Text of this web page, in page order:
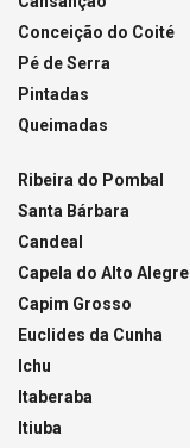
Conceição do Coité
Pé de Serra
Pintadas
Queimadas
Ribeira do Pombal
Santa Bárbara
Candeal
Capela do Alto Alegre
Capim Grosso
Euclides da Cunha
Ichu
Itaberaba
Itiuba